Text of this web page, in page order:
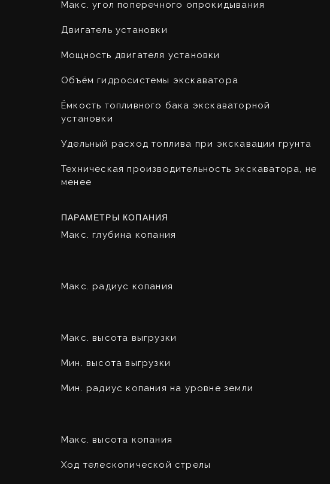
Макс. угол поперечного опрокидывания
Двигатель установки
Мощность двигателя установки
Объём гидросистемы экскаватора
Ёмкость топливного бака экскаваторной
установки
Удельный расход топлива при экскавации грунта
Техническая производительность экскаватора, не
менее
ПАРАМЕТРЫ КОПАНИЯ
Макс. глубина копания
Макс. радиус копания
Макс. высота выгрузки
Мин. высота выгрузки
Мин. радиус копания на уровне земли
Макс. высота копания
Ход телескопической стрелы